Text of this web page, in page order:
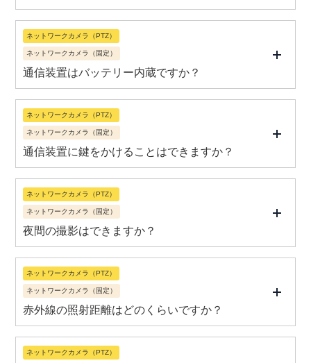
ネットワークカメラ（PTZ）
ネットワークカメラ（固定）
通信装置はバッテリー内蔵ですか？
ネットワークカメラ（PTZ）
ネットワークカメラ（固定）
通信装置に鍵をかけることはできますか？
ネットワークカメラ（PTZ）
ネットワークカメラ（固定）
夜間の撮影はできますか？
ネットワークカメラ（PTZ）
ネットワークカメラ（固定）
赤外線の照射距離はどのくらいですか？
ネットワークカメラ（PTZ）